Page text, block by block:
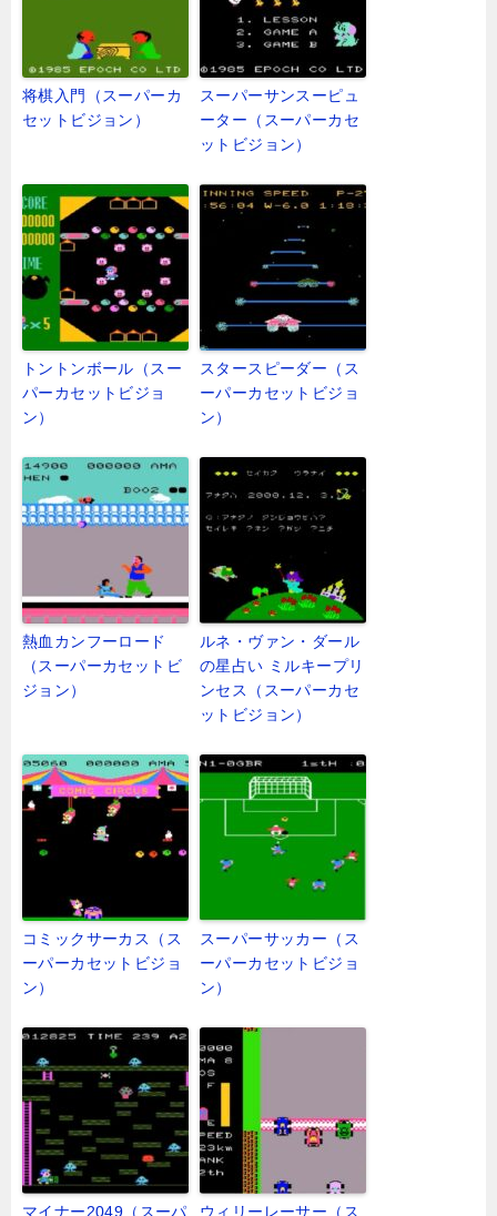
将棋入門（スーパーカ
セットビジョン）
スーパーサンスーピュ
ーター（スーパーカセ
ットビジョン）
トントンボール（スー
パーカセットビジョ
ン）
スタースピーダー（ス
ーパーカセットビジョ
ン）
熱血カンフーロード
（スーパーカセットビ
ジョン）
ルネ・ヴァン・ダール
の星占い ミルキープリ
ンセス（スーパーカセ
ットビジョン）
コミックサーカス（ス
ーパーカセットビジョ
ン）
スーパーサッカー（ス
ーパーカセットビジョ
ン）
マイナー2049（スーパ ウィリーレーサー（ス